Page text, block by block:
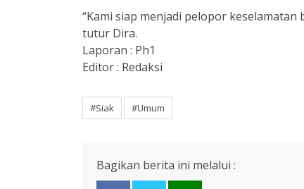
“Kami siap menjadi pelopor
tutur Dira.
Laporan : Ph1
Editor : Redaksi
#Siak #Umum
Bagikan berita ini melalui :